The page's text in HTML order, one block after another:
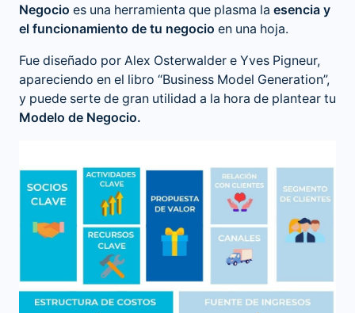
Negocio es una herramienta que plasma la esencia y
el funcionamiento de tu negocio en una hoja.
Fue diseñado por Alex Osterwalder e Yves Pigneur,
apareciendo en el libro “Business Model Generation”,
y puede serte de gran utilidad a la hora de plantear tu
Modelo de Negocio.